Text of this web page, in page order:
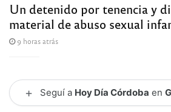
Un detenido por tenencia y
material de abuso sexual
9 horas atrás
+ Seguí a Hoy Día Córdoba en